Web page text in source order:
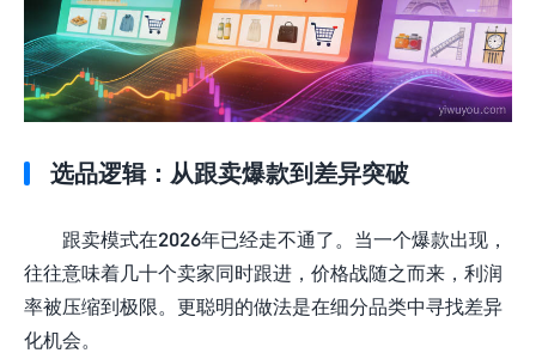
选品逻辑：从跟卖爆款到差异突破
跟卖模式在2026年已经走不通了。当一个爆款出现，
往往意味着几十个卖家同时跟进，价格战随之而来，利润
率被压缩到极限。更聪明的做法是在细分品类中寻找差异
化机会。